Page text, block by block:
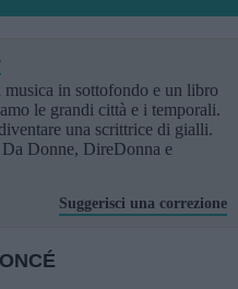
musica in sottofondo e un libro
le grandi città e i temporali.
una scrittrice di gialli.
Donne, DireDonna e
Suggerisci una correzione